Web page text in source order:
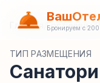
Бронируем с
Главная Гостиницы/
ТИП РАЗМЕЩЕНИЯ